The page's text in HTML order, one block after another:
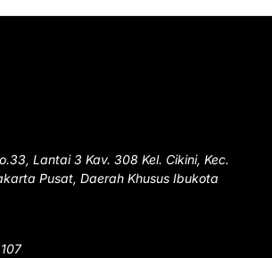
Lantai 3 Kav. 308 Kel. Cikini, Kec.
Pusat, Daerah Khusus Ibukota